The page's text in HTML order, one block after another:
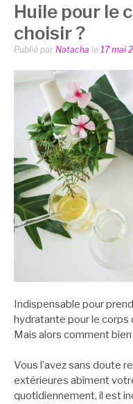
Huile pour le
choisir ?
Publié par Natacha le 17 mai
Indispensable pour
hydratante pour le
Mais alors comment bien
Vous l’avez sans doute
extérieures abîment
quotidiennement, il est